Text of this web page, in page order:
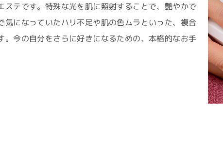
ステです。特殊な光を肌に照射することで、艶やかで
になっていたハリ不足や肌の色ムラといった、複合
。今の自分をさらに好きになるための、本格的なお手